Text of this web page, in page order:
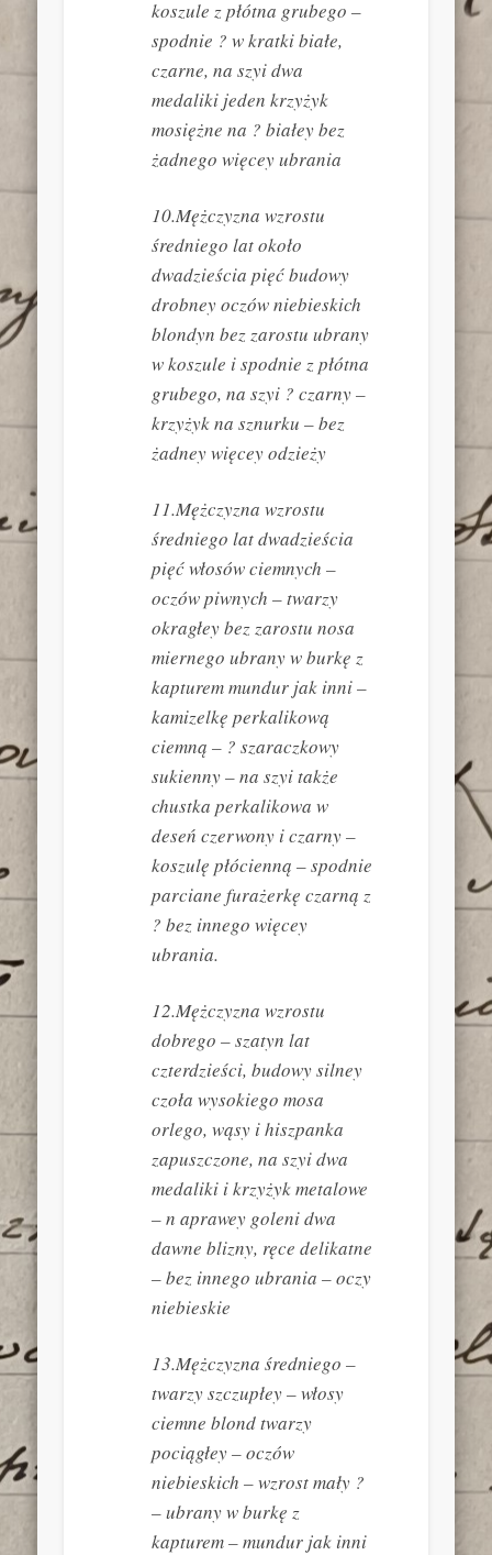
koszule z płótna grubego –
spodnie ? w kratki białe,
czarne, na szyi dwa
medaliki jeden krzyżyk
mosiężne na ? białey bez
żadnego więcey ubrania
10.Mężczyzna wzrostu
średniego lat około
dwadzieścia pięć budowy
drobney oczów niebieskich
blondyn bez zarostu ubrany
w koszule i spodnie z płótna
grubego, na szyi ? czarny –
krzyżyk na sznurku – bez
żadney więcey odzieży
11.Mężczyzna wzrostu
średniego lat dwadzieścia
pięć włosów ciemnych –
oczów piwnych – twarzy
okragłey bez zarostu nosa
miernego ubrany w burkę z
kapturem mundur jak inni –
kamizelkę perkalikową
ciemną – ? szaraczkowy
sukienny – na szyi także
chustka perkalikowa w
deseń czerwony i czarny –
koszulę płócienną – spodnie
parciane furażerkę czarną z
? bez innego więcey
ubrania.
12.Mężczyzna wzrostu
dobrego – szatyn lat
czterdzieści, budowy silney
czoła wysokiego mosa
orlego, wąsy i hiszpanka
zapuszczone, na szyi dwa
medaliki i krzyżyk metalowe
– n aprawey goleni dwa
dawne blizny, ręce delikatne
– bez innego ubrania – oczy
niebieskie
13.Mężczyzna średniego –
twarzy szczupłey – włosy
ciemne blond twarzy
pociągłey – oczów
niebieskich – wzrost mały ?
– ubrany w burkę z
kapturem – mundur jak inni